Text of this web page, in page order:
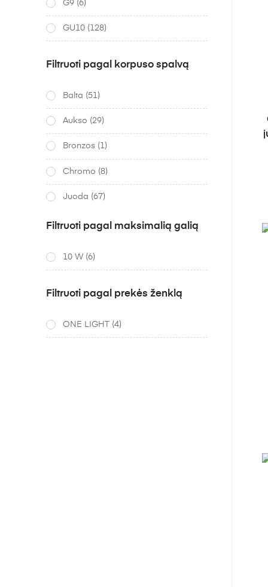
G9 (6)
GU10 (128)
Filtruoti pagal korpuso spalvą
Balta (51)
Aukso (29)
Bronzos (1)
Chromo (8)
Juoda (67)
Medžio (2)
Sidabro (3)
Vario (3)
Žalvario (9)
Filtruoti pagal maksimalią galią
10 W (6)
Filtruoti pagal prekės ženklą
ONE LIGHT (4)